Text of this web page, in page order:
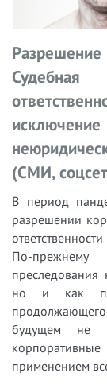
Судебная
(СМИ,
В период
разрешении
По-прежнему
преследования
но и как
будущем не
применением